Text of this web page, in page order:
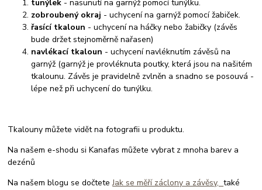
tunýlek - nasunutí na garnýž pomocí tunýlku.
zobroubený okraj - uchycení na garnýž pomocí žabiček.
řasící tkaloun - uchycení na háčky nebo žabičky (závěs
bude držet stejnoměrně nařasen)
navlékací tkaloun - uchycení navléknutím závěsů na
garnýž (garnýž je provléknuta poutky, která jsou na našitém
tkalounu. Závěs je pravidelně zvlněn a snadno se posouvá -
lépe než při uchycení do tunýlku.
Tkalouny můžete vidět na fotografii u produktu.
Na našem e-shodu si Kanafas můžete vybrat z mnoha barev a
dezénů
Na našem blogu se dočteteJak se měří záclony a závěsy,také